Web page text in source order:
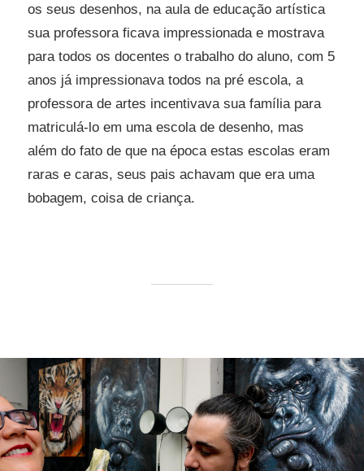
os seus desenhos, na aula de educação artística
sua professora ficava impressionada e mostrava
para todos os docentes o trabalho do aluno, com 5
anos já impressionava todos na pré escola, a
professora de artes incentivava sua família para
matriculá-lo em uma escola de desenho, mas
além do fato de que na época estas escolas eram
raras e caras, seus pais achavam que era uma
bobagem, coisa de criança.